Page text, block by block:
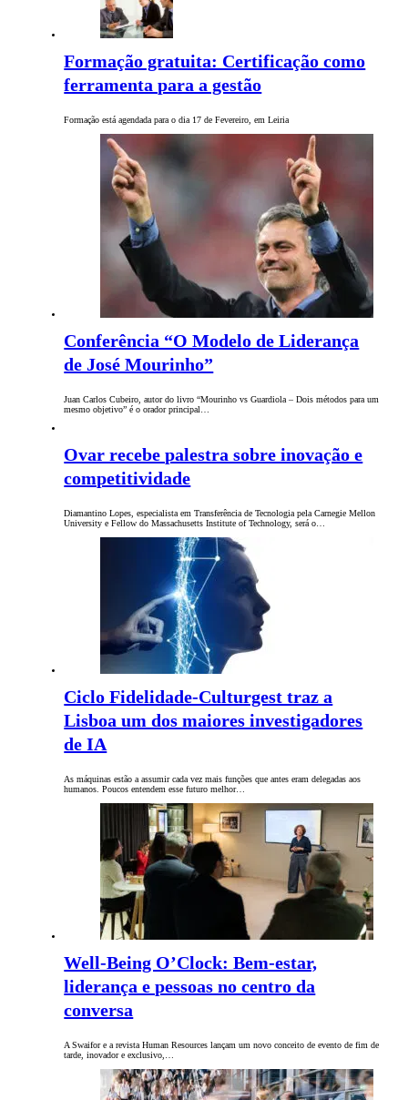
Formação gratuita: Certificação como
ferramenta para a gestão
Formação está agendada para o dia 17 de Fevereiro, em Leiria
Conferência “O Modelo de Liderança
de José Mourinho”
Juan Carlos Cubeiro, autor do livro “Mourinho vs Guardiola – Dois métodos para um
mesmo objetivo” é o orador principal…
Ovar recebe palestra sobre inovação e
competitividade
Diamantino Lopes, especialista em Transferência de Tecnologia pela Carnegie Mellon
University e Fellow do Massachusetts Institute of Technology, será o…
Ciclo Fidelidade-Culturgest traz a
Lisboa um dos maiores investigadores
de IA
As máquinas estão a assumir cada vez mais funções que antes eram delegadas aos
humanos. Poucos entendem esse futuro melhor…
Well-Being O’Clock: Bem-estar,
liderança e pessoas no centro da
conversa
A Swaifor e a revista Human Resources lançam um novo conceito de evento de fim de
tarde, inovador e exclusivo,…